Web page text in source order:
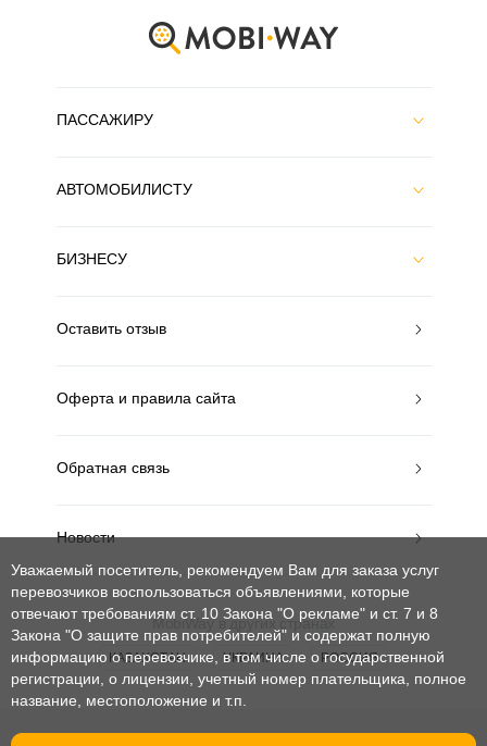
ПАССАЖИРУ
АВТОМОБИЛИСТУ
БИЗНЕСУ
Оставить отзыв
Оферта и правила сайта
Обратная связь
Новости
MobiWay в других странах
КАЗАХСТАН УКРАИНА РОССИЯ
Уважаемый посетитель, рекомендуем Вам для заказа услуг
перевозчиков воспользоваться объявлениями, которые
отвечают требованиям ст. 10 Закона "О рекламе" и ст. 7 и 8
Закона "О защите прав потребителей" и содержат полную
информацию о перевозчике, в том числе о государственной
регистрации, о лицензии, учетный номер плательщика, полное
название, местоположение и т.п.